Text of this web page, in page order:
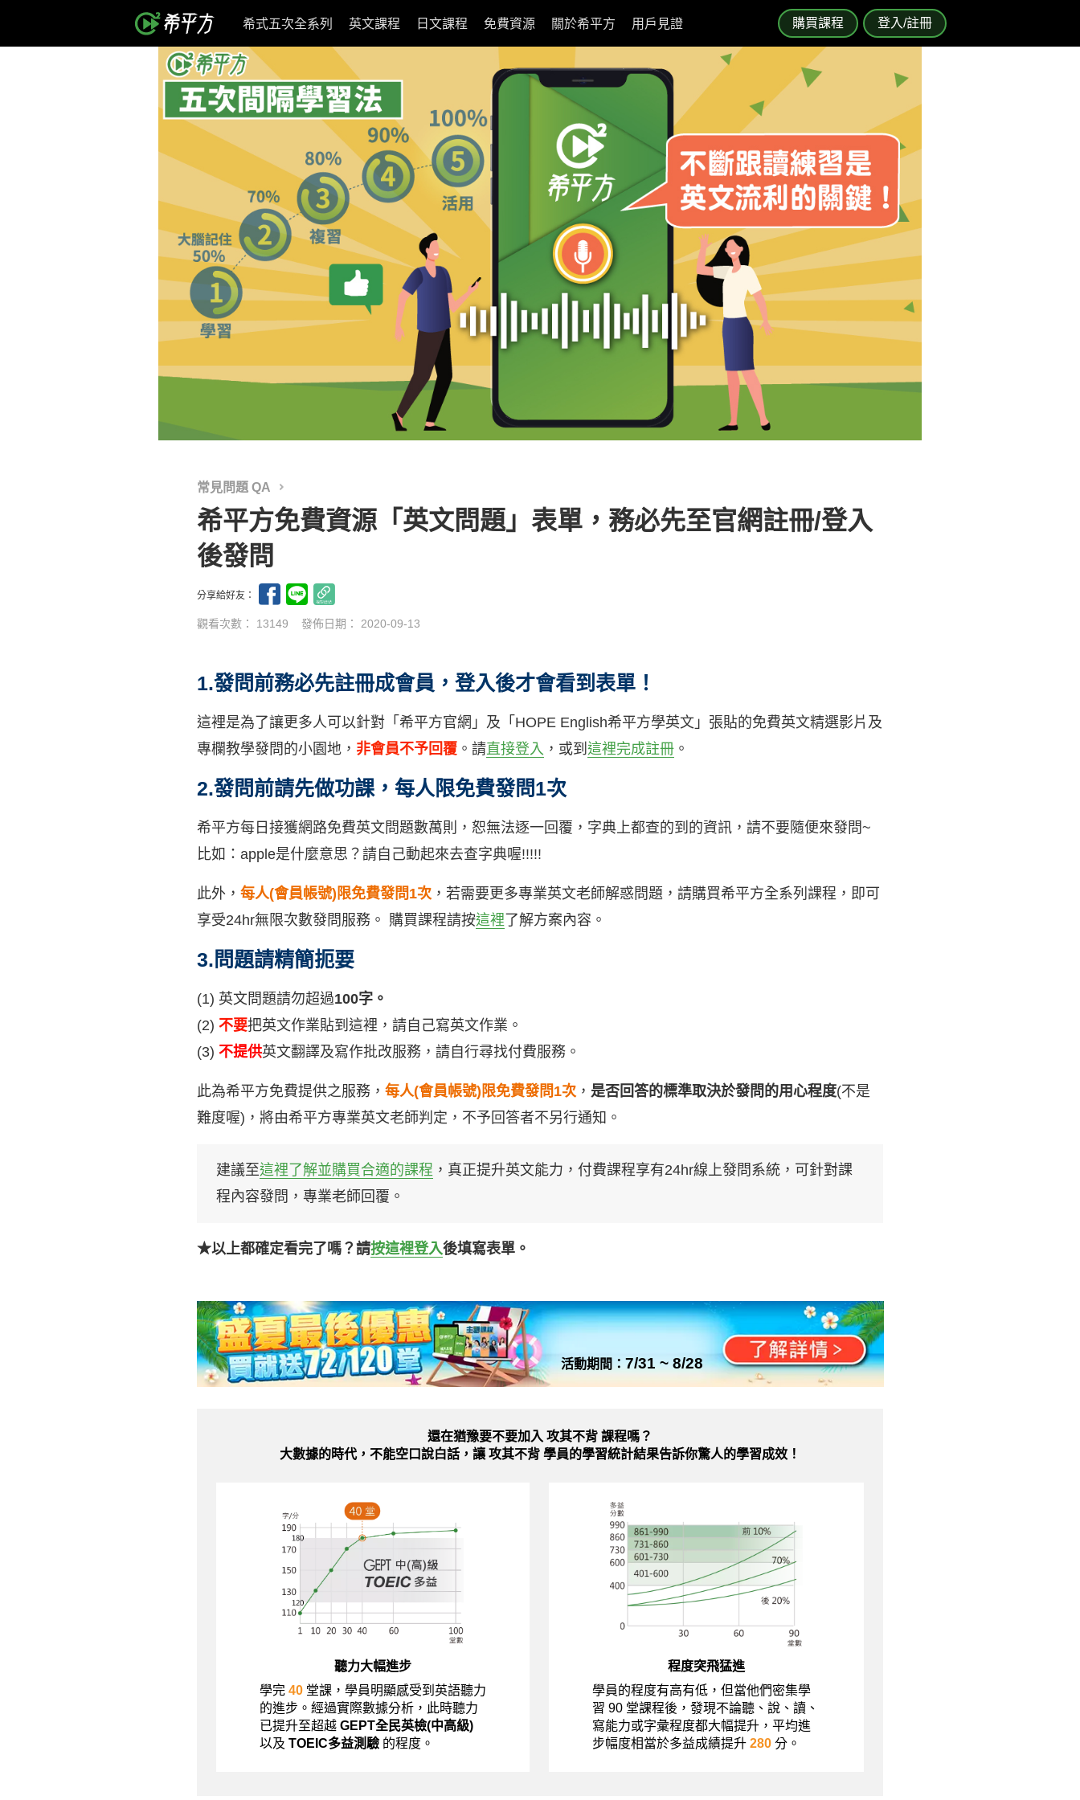
購買課程 登入/註冊
希式五次全系列 英文課程 日文課程 免費資源 關於希平方 用戶見證
常見問題 QA
希平方免費資源「英文問題」表單，務必先至官網註冊/登入
後發問
分享給好友：
觀看次數： 13149 發佈日期： 2020-09-13
1.發問前務必先註冊成會員，登入後才會看到表單 ！
這裡是為了讓更多人可以針對「希平方官網」及「HOPE English希平方學英文」張貼的免費英文精選影片及
專欄教學發問的小園地， 非會員不予回覆 。請直接登入 ，或到 這裡完成註冊 。
2.發問前請先做功課，每人限免費發問1次
希平方每日接獲網路免費英文問題數萬則，恕無法逐一回覆，字典上都查的到的資訊，請不要隨便來發問~
比如：apple是什麼意思？請自己動起來去查字典喔!!!!!
此外， 每人(會員帳號)限免費發問1次，若需要更多專業英文老師解惑問題，請購買希平方全系列課程，即可
享受24hr無限次數發問服務。 購買課程請按這裡 了解方案內容。
3.問題請精簡扼要
(1) 英文問題請勿超過100字。
(2) 不要把英文作業貼到這裡，請自己寫英文作業。
(3) 不提供英文翻譯及寫作批改服務，請自行尋找付費服務。
此為希平方免費提供之服務， 每人(會員帳號)限免費發問1次， 是否回答的標準取決於發問的用心程度(不是
難度喔)，將由希平方專業英文老師判定，不予回答者不另行通知。
建議至這裡了解並購買合適的課程 ，真正提升英文能力，付費課程享有24hr線上發問系統，可針對課
程內容發問，專業老師回覆。
★以上都確定看完了嗎？請按這裡登入後填寫表單。
活動期間：7/31 ~ 8/28
還在猶豫要不要加入 攻其不背 課程嗎？
大數據的時代，不能空口說白話，讓 攻其不背 學員的學習統計結果告訴你驚人的學習成效！
聽力大幅進步
學完 40 堂課，學員明顯感受到英語聽力
的進步。經過實際數據分析，此時聽力
已提升至超越 GEPT全民英檢(中高級)
以及 TOEIC多益測驗 的程度。
程度突飛猛進
學員的程度有高有低，但當他們密集學
習 90 堂課程後，發現不論聽、說、讀、
寫能力或字彙程度都大幅提升，平均進
步幅度相當於多益成績提升 280 分。